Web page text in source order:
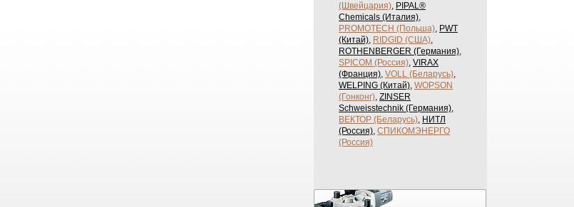
(Швейцария), PIPAL®
Chemicals (Италия),
PROMOTECH (Польша), PWT
(Китай), RIDGID (США),
ROTHENBERGER (Германия),
SPICOM (Россия), VIRAX
(Франция), VOLL (Беларусь),
WELPING (Китай), WOPSON
(Гонконг), ZINSER
Schweisstechnik (Германия),
ВЕКТОР (Беларусь), НИТЛ
(Россия), СПИКОМЭНЕРГО
(Россия)